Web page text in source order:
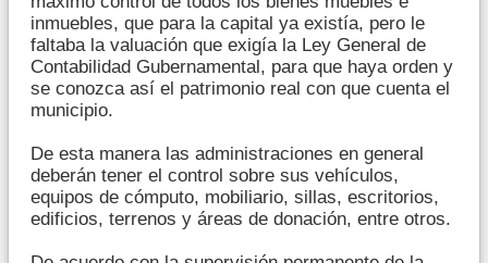
inmuebles, que para la capital ya existía, pero le
faltaba la valuación que exigía la Ley General de
Contabilidad Gubernamental, para que haya orden y
se conozca así el patrimonio real con que cuenta el
municipio.
De esta manera las administraciones en general
deberán tener el control sobre sus vehículos,
equipos de cómputo, mobiliario, sillas, escritorios,
edificios, terrenos y áreas de donación, entre otros.